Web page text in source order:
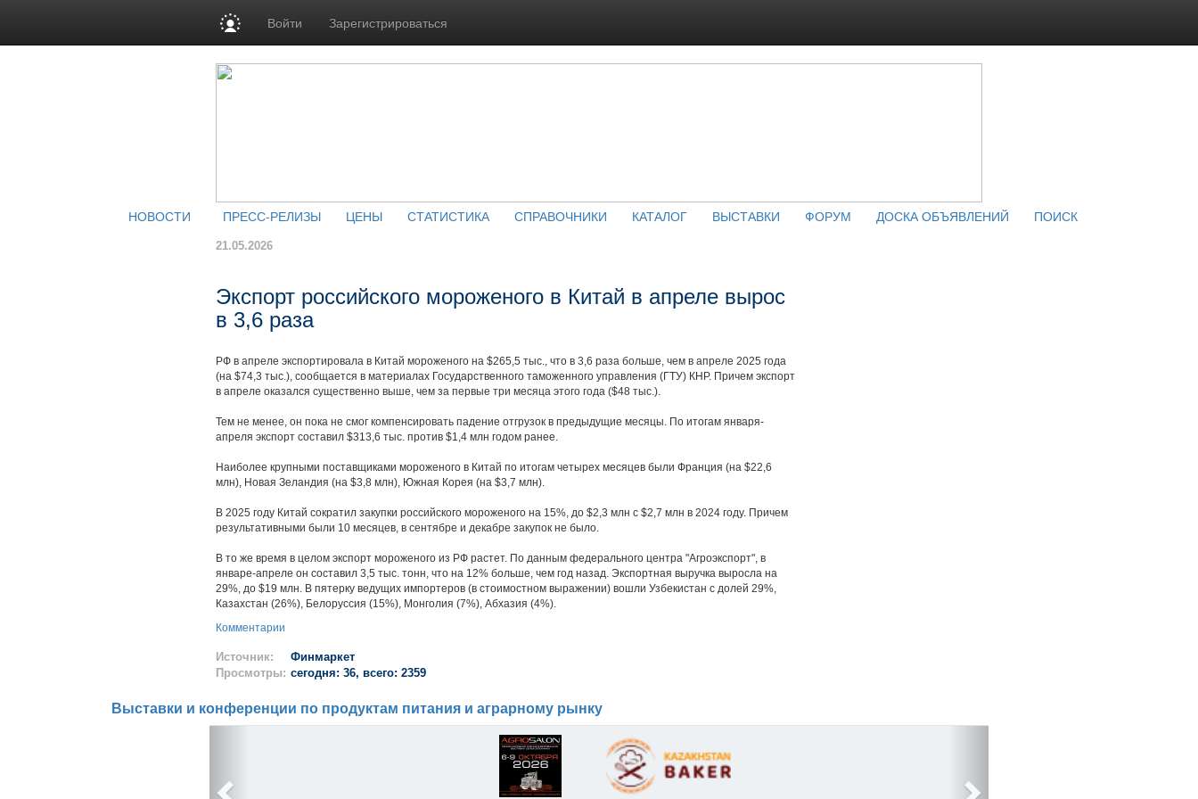
Войти Зарегистрироваться
НОВОСТИ ПРЕСС-РЕЛИЗЫ ЦЕНЫ СТАТИСТИКА СПРАВОЧНИКИ КАТАЛОГ ВЫСТАВКИ ФОРУМ ДОСКА ОБЪЯВЛЕНИЙ ПОИСК
21.05.2026
Экспорт российского мороженого в Китай в апреле вырос
в 3,6 раза
РФ в апреле экспортировала в Китай мороженого на $265,5 тыс., что в 3,6 раза больше, чем в апреле 2025 года
(на $74,3 тыс.), сообщается в материалах Государственного таможенного управления (ГТУ) КНР. Причем экспорт
в апреле оказался существенно выше, чем за первые три месяца этого года ($48 тыс.).
Тем не менее, он пока не смог компенсировать падение отгрузок в предыдущие месяцы. По итогам января-
апреля экспорт составил $313,6 тыс. против $1,4 млн годом ранее.
Наиболее крупными поставщиками мороженого в Китай по итогам четырех месяцев были Франция (на $22,6
млн), Новая Зеландия (на $3,8 млн), Южная Корея (на $3,7 млн).
В 2025 году Китай сократил закупки российского мороженого на 15%, до $2,3 млн с $2,7 млн в 2024 году. Причем
результативными были 10 месяцев, в сентябре и декабре закупок не было.
В то же время в целом экспорт мороженого из РФ растет. По данным федерального центра "Агроэкспорт", в
январе-апреле он составил 3,5 тыс. тонн, что на 12% больше, чем год назад. Экспортная выручка выросла на
29%, до $19 млн. В пятерку ведущих импортеров (в стоимостном выражении) вошли Узбекистан с долей 29%,
Казахстан (26%), Белоруссия (15%), Монголия (7%), Абхазия (4%).
Комментарии
Источник:
Финмаркет
Просмотры: сегодня: 36, всего: 2359
Выставки и конференции по продуктам питания и аграрному рынку